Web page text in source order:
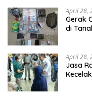
April 28,
Gerak
di
April 28,
Jasa